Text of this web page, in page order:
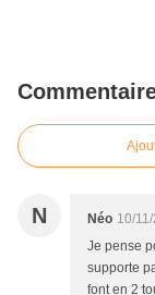
N Néo 10/
Je pense
supporte
font en 2